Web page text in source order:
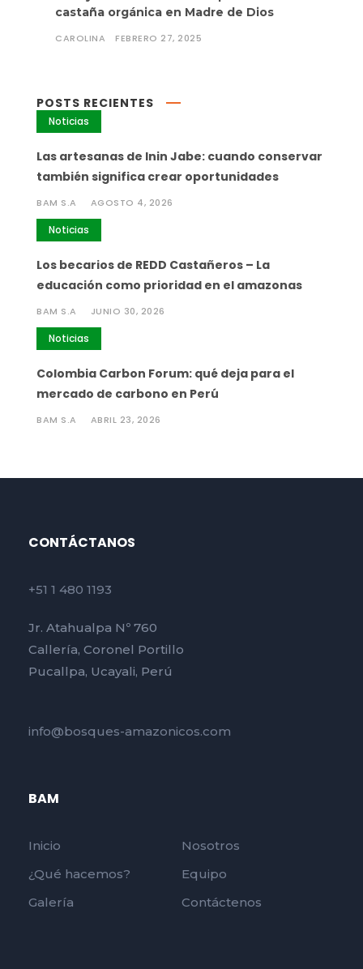
castaña orgánica en Madre de Dios
CAROLINA FEBRERO 27, 2025
POSTS RECIENTES
Noticias
Las artesanas de Inin Jabe: cuando conservar
también significa crear oportunidades
BAM S.A AGOSTO 4, 2026
Noticias
Los becarios de REDD Castañeros – La
educación como prioridad en el amazonas
BAM S.A JUNIO 30, 2026
Noticias
Colombia Carbon Forum: qué deja para el
mercado de carbono en Perú
BAM S.A ABRIL 23, 2026
CONTÁCTANOS
+51 1 480 1193
Jr. Atahualpa Nº 760
Callería, Coronel Portillo
Pucallpa, Ucayali, Perú
info@bosques-amazonicos.com
BAM
Inicio
Nosotros
¿Qué hacemos?
Equipo
Galería
Contáctenos